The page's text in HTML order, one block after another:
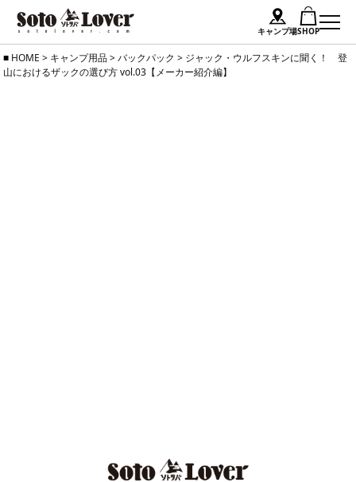
キャンプ場SHOP
Skip
to
HOME > キャンプ用品>バックパック > ジャック・ウルフスキンに聞く！ 登
山におけるザックの選び方 vol.03【メーカー紹介編】